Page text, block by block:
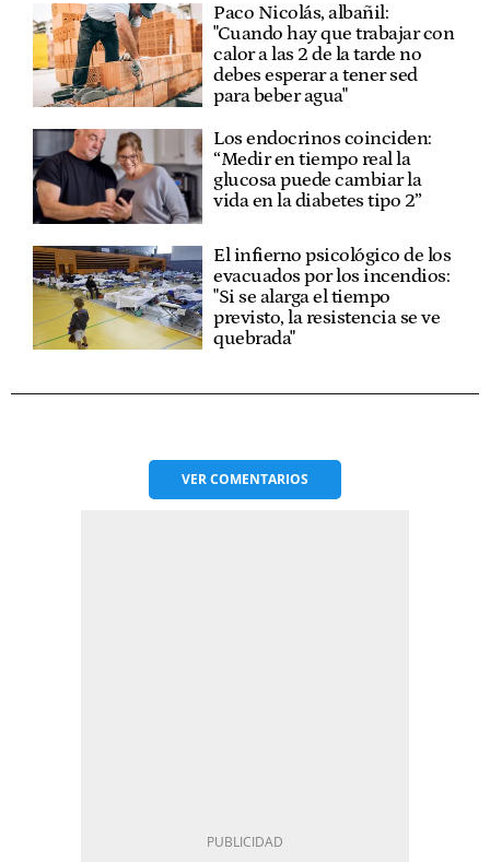
Paco Nicolás, albañil:
"Cuando hay que trabajar con
calor a las 2 de la tarde no
debes esperar a tener sed
para beber agua"
Los endocrinos coinciden:
“Medir en tiempo real la
glucosa puede cambiar la
vida en la diabetes tipo 2”
El infierno psicológico de los
evacuados por los incendios:
"Si se alarga el tiempo
previsto, la resistencia se ve
quebrada"
VERCOMENTARIOS